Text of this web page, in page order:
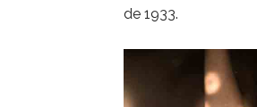
de 1933.